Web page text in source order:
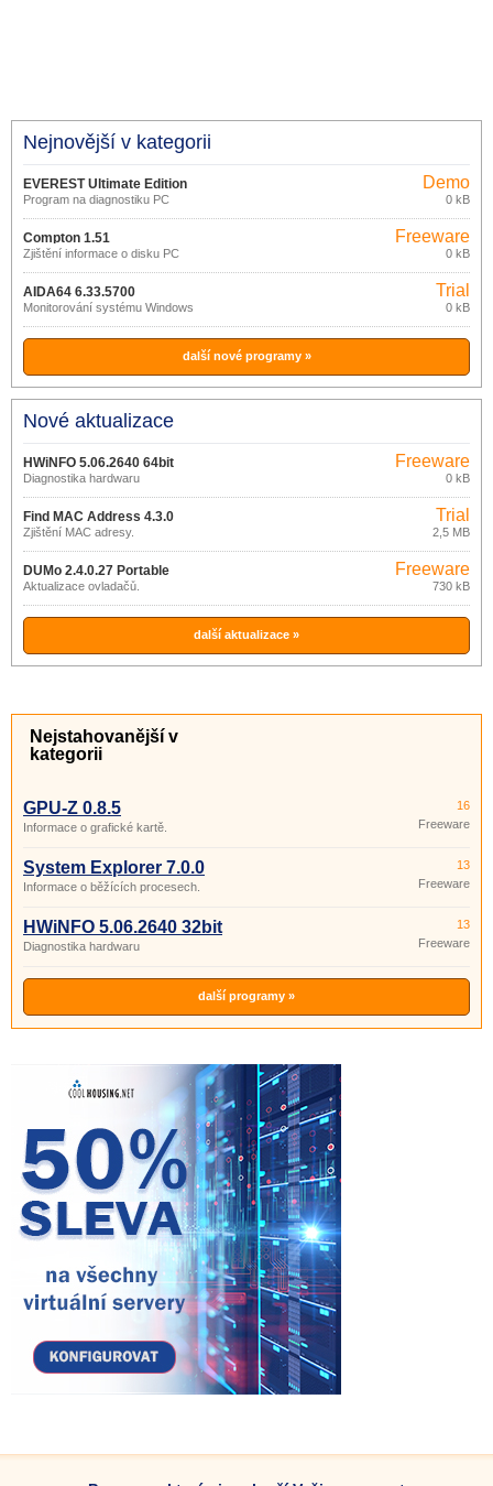
Nejnovější v kategorii
EVEREST Ultimate Edition
5.50.2100
Program na diagnostiku PC
Demo
0 kB
Compton 1.51
Zjištění informace o disku PC
Freeware
0 kB
AIDA64 6.33.5700
Monitorování systému Windows
Trial
0 kB
další nové programy »
Nové aktualizace
HWiNFO 5.06.2640 64bit
Diagnostika hardwaru
Freeware
0 kB
Find MAC Address 4.3.0
Zjištění MAC adresy.
Trial
2,5 MB
DUMo 2.4.0.27 Portable
Aktualizace ovladačů.
Freeware
730 kB
další aktualizace »
Nejstahovanější v
kategorii
GPU-Z 0.8.5
Informace o grafické kartě.
16
Freeware
System Explorer 7.0.0
Informace o běžících procesech.
13
Freeware
HWiNFO 5.06.2640 32bit
Diagnostika hardwaru
13
Freeware
další programy »